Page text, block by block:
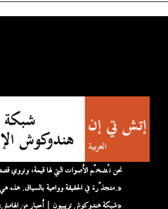
متجذّرة في الحقيقة وواعية بالسياق. هذه هي الصحافة من الهوامش.»
«شبكة هندوكوش تريبيون | أخبار من الهامش، قصص من المنبع»